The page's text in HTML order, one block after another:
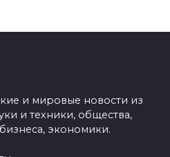
и мировые новости из
и техники, общества,
экономики.